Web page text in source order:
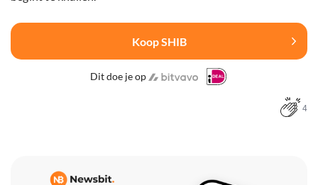
Koop SHIB
Dit doe je op
4